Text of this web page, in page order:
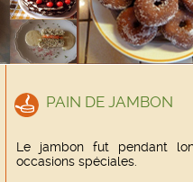
PAIN DE JAMBON
Le jambon fut pendant
occasions spéciales.